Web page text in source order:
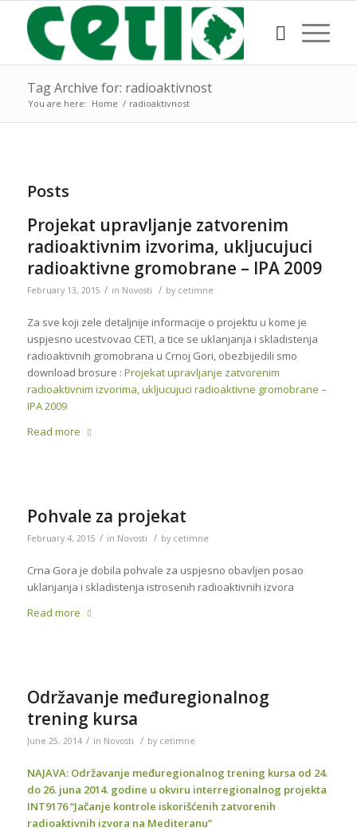
Tag Archive for: radioaktivnost
You are here: Home / radioaktivnost
Posts
Projekat upravljanje zatvorenim
radioaktivnim izvorima, ukljucujuci
radioaktivne gromobrane – IPA 2009
February 13, 2015 / in Novosti / by cetimne
Za sve koji zele detaljnije informacije o projektu u kome je
uspjesno ucestvovao CETI, a tice se uklanjanja i skladistenja
radioaktivnih gromobrana u Crnoj Gori, obezbijedili smo
download brosure : Projekat upravljanje zatvorenim
radioaktivnim izvorima, ukljucujuci radioaktivne gromobrane –
IPA 2009
Read more
Pohvale za projekat
February 4, 2015 / in Novosti / by cetimne
Crna Gora je dobila pohvale za uspjesno obavljen posao
uklanjanja i skladistenja istrosenih radioaktivnih izvora
Read more
Održavanje međuregionalnog
trening kursa
June 25, 2014 / in Novosti / by cetimne
NAJAVA: Održavanje međuregionalnog trening kursa od 24.
do 26. juna 2014. godine u okviru interregionalnog projekta
INT9176 “Jačanje kontrole iskorišćenih zatvorenih
radioaktivnih izvora na Mediteranu”